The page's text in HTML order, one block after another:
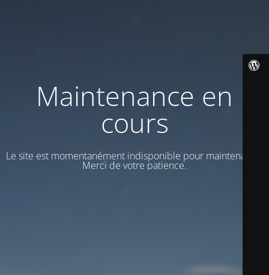
Maintenance en
cours
Le site est momentanément indisponible pour maintenance.
Merci de votre patience.